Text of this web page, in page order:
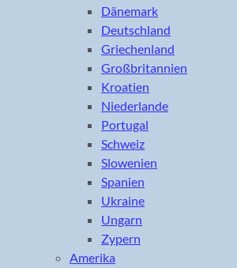
Dänemark
Deutschland
Griechenland
Großbritannien
Kroatien
Niederlande
Portugal
Schweiz
Slowenien
Spanien
Ukraine
Ungarn
Zypern
Amerika